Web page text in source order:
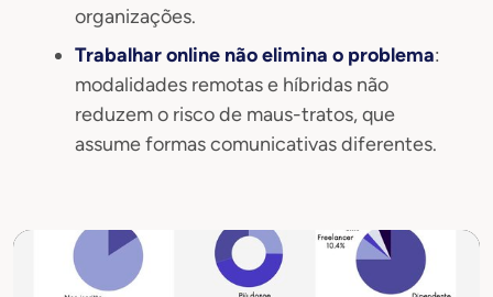
organizações.
Trabalhar online não elimina o problema:
modalidades remotas e híbridas não
reduzem o risco de maus-tratos, que
assume formas comunicativas diferentes.